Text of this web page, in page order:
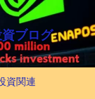
ブログ
資関連